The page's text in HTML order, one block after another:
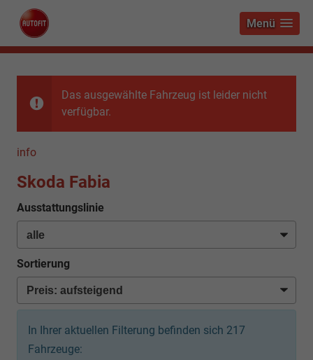
Menü
Das ausgewählte Fahrzeug ist leider nicht
verfügbar.
info
Skoda Fabia
Ausstattungslinie
Sortierung
In Ihrer aktuellen Filterung befinden sich 217
Fahrzeuge: